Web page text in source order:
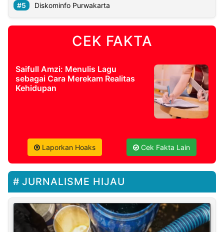
Diskominfo Purwakarta
CEK FAKTA
Saifull Amzi: Menulis Lagu
sebagai Cara Merekam Realitas
Kehidupan
Laporkan Hoaks Cek Fakta Lain
JURNALISME HIJAU